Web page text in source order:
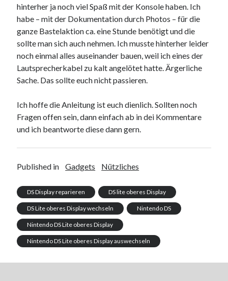
hinterher ja noch viel Spaß mit der Konsole haben. Ich
habe – mit der Dokumentation durch Photos – für die
ganze Bastelaktion ca. eine Stunde benötigt und die
sollte man sich auch nehmen. Ich musste hinterher leider
noch einmal alles auseinander bauen, weil ich eines der
Lautsprecherkabel zu kalt angelötet hatte. Ärgerliche
Sache. Das sollte euch nicht passieren.
Ich hoffe die Anleitung ist euch dienlich. Sollten noch
Fragen offen sein, dann einfach ab in dei Kommentare
und ich beantworte diese dann gern.
Published in Gadgets Nützliches
DS Display reparieren DS lite oberes Display
DS Lite oberes Display wechseln Nintendo DS
Nintendo DS Lite oberes Display
Nintendo DS Lite oberes Display auswechseln